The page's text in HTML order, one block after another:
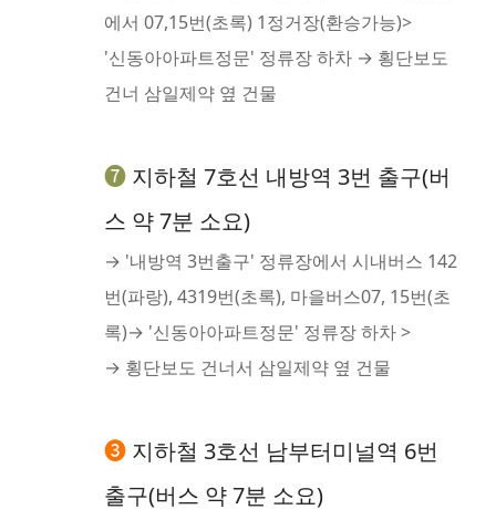
에서 07,15번(초록) 1정거장(환승가능)>
'신동아아파트정문' 정류장 하차 → 횡단보도
건너 삼일제약 옆 건물
❼ 지하철 7호선 내방역 3번 출구(버
스 약 7분 소요)
→ '내방역 3번출구' 정류장에서 시내버스 142
번(파랑), 4319번(초록), 마을버스07, 15번(초
록)→ '신동아아파트정문' 정류장 하차 >
→ 횡단보도 건너서 삼일제약 옆 건물
❸ 지하철 3호선 남부터미널역 6번
출구(버스 약 7분 소요)